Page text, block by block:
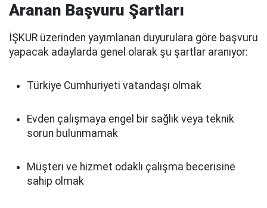
Aranan Başvuru Şartları
İŞKUR üzerinden yayımlanan duyurulara göre başvuru
yapacak adaylarda genel olarak şu şartlar aranıyor:
Türkiye Cumhuriyeti vatandaşı olmak
Evden çalışmaya engel bir sağlık veya teknik
sorun bulunmamak
Müşteri ve hizmet odaklı çalışma becerisine
sahip olmak